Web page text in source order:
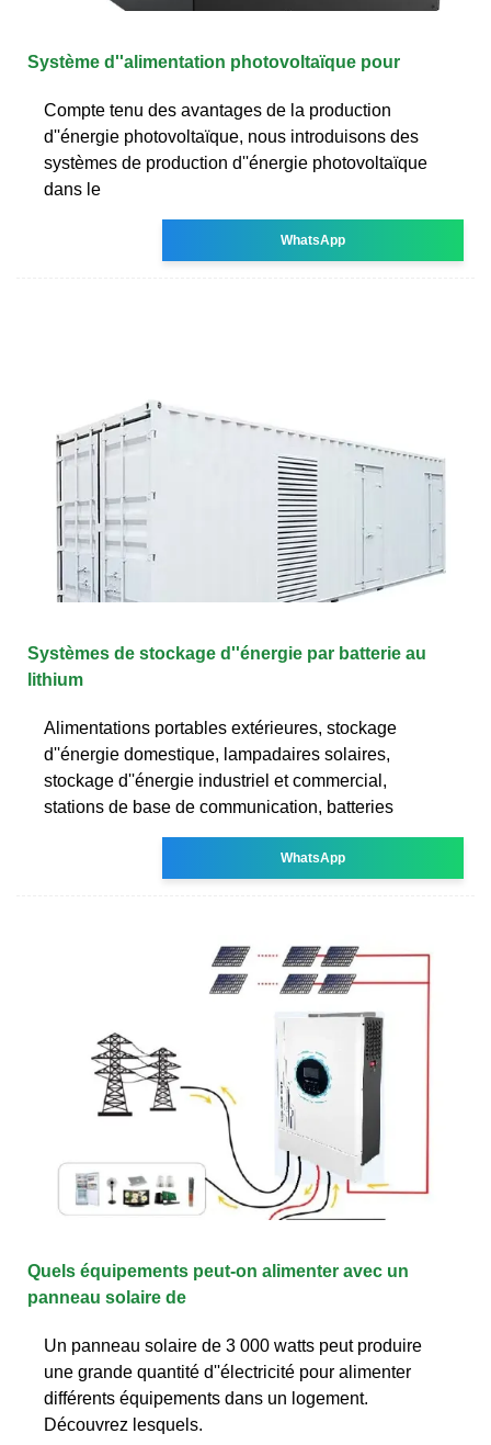
Système d''alimentation photovoltaïque pour
Compte tenu des avantages de la production
d''énergie photovoltaïque, nous introduisons des
systèmes de production d''énergie photovoltaïque
dans le
WhatsApp
Systèmes de stockage d''énergie par batterie au
lithium
Alimentations portables extérieures, stockage
d''énergie domestique, lampadaires solaires,
stockage d''énergie industriel et commercial,
stations de base de communication, batteries
WhatsApp
Quels équipements peut-on alimenter avec un
panneau solaire de
Un panneau solaire de 3 000 watts peut produire
une grande quantité d''électricité pour alimenter
différents équipements dans un logement.
Découvrez lesquels.